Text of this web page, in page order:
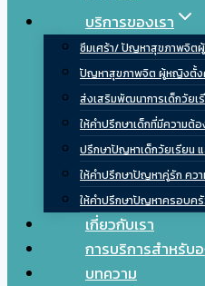
บริการของเรา
ซึมเศร้า/ ปัญหาสุขภาพจิต
ปัญหาสุขภาพจิต ผู้หญิงตั้ง
ส่งเสริมพัฒนาการเด็กวัยเ
ให้คำปรึกษาเด็กที่มีความต้
ปรึกษาปัญหาเด็กวัยเรียน
ให้คำปรึกษาปัญหาคู่รัก คว
ให้คำปรึกษาปัญหาครอบค
เกี่ยวกับเรา
การบริการสำหรับ
บทความ